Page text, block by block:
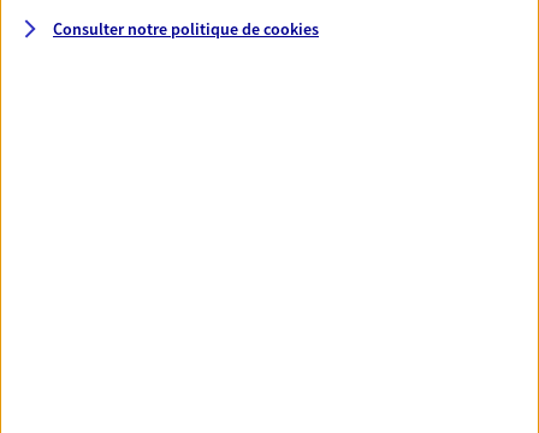
Prévoyance
Consulter notre politique decookies